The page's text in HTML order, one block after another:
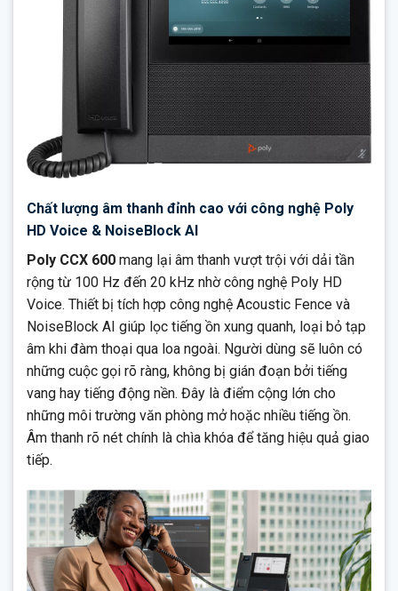
Chất lượng âm thanh đỉnh cao với công nghệ Poly
HD Voice & NoiseBlock AI
Poly CCX 600 mang lại âm thanh vượt trội với dải tần
rộng từ 100 Hz đến 20 kHz nhờ công nghệ Poly HD
Voice. Thiết bị tích hợp công nghệ Acoustic Fence và
NoiseBlock AI giúp lọc tiếng ồn xung quanh, loại bỏ tạp
âm khi đàm thoại qua loa ngoài. Người dùng sẽ luôn có
những cuộc gọi rõ ràng, không bị gián đoạn bởi tiếng
vang hay tiếng động nền. Đây là điểm cộng lớn cho
những môi trường văn phòng mở hoặc nhiều tiếng ồn.
Âm thanh rõ nét chính là chìa khóa để tăng hiệu quả giao
tiếp.